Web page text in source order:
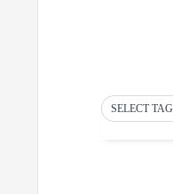
SELECT TAG